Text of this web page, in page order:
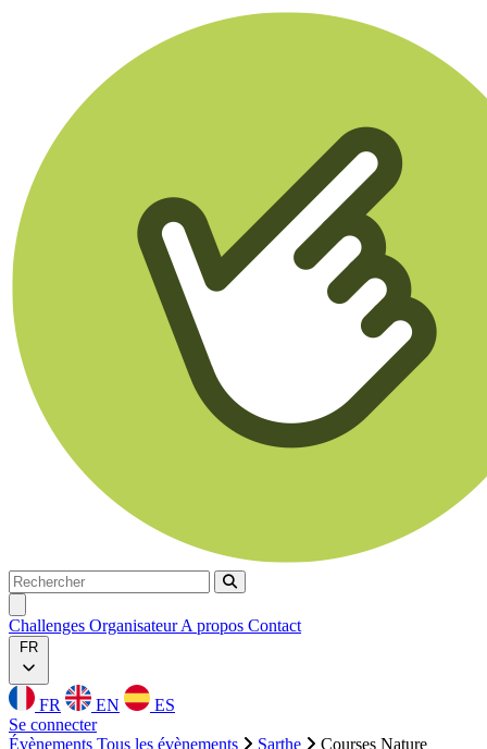
Rechercher
Rechercher
Challenges OrganisateurA propos Contact
FR
FR EN
ES
Se connecter
Évènements Tous les évènements Sarthe
Courses Nature